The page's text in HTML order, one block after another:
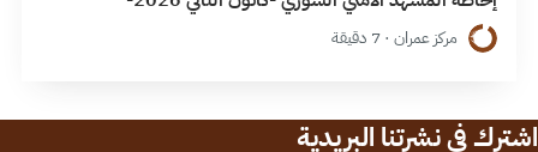
مركز عمران · 7 دقيقة
اشترك في نشرتنا البريدية